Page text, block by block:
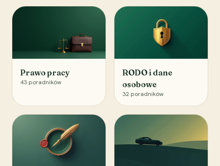
Prawo pracy
43 poradników
RODO i dane
osobowe
32 poradników